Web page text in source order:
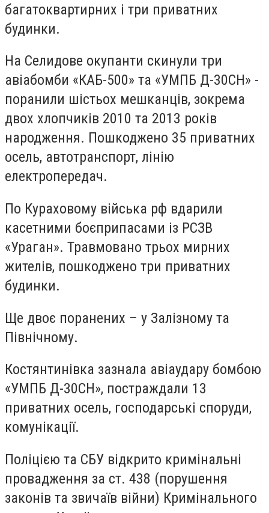
багатоквартирних і три приватних
будинки.
На Селидове окупанти скинули три
авіабомби «КАБ-500» та «УМПБ Д-30СН» -
поранили шістьох мешканців, зокрема
двох хлопчиків 2010 та 2013 років
народження. Пошкоджено 35 приватних
осель, автотранспорт, лінію
електропередач.
По Кураховому війська рф вдарили
касетними боєприпасами із РСЗВ
«Ураган». Травмовано трьох мирних
жителів, пошкоджено три приватних
будинки.
Ще двоє поранених – у Залізному та
Північному.
Костянтинівка зазнала авіаудару бомбою
«УМПБ Д-30СН», постраждали 13
приватних осель, господарські споруди,
комунікації.
Поліцією та СБУ відкрито кримінальні
провадження за ст. 438 (порушення
законів та звичаїв війни) Кримінального